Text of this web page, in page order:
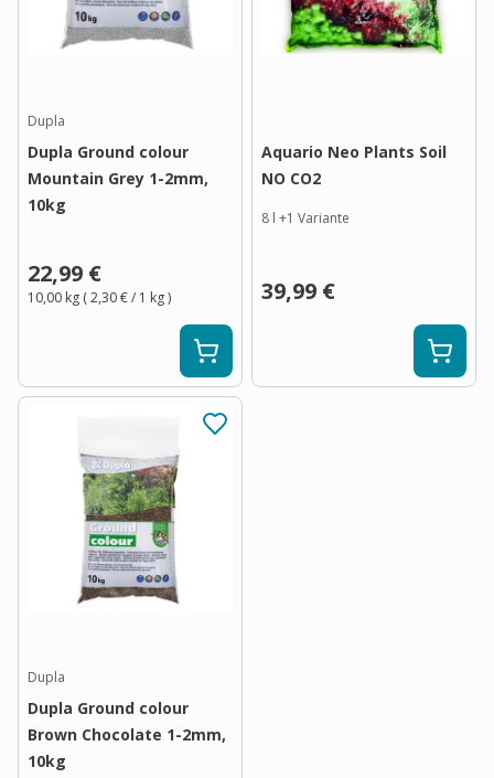
Dupla
Dupla Ground colour
Mountain Grey 1-2mm,
10kg
22,99 €
10,00 kg (2,30 €/ 1 kg)
Aquario Neo Plants Soil
NO CO2
8 l +1 Variante
39,99 €
Dupla
Dupla Ground colour
Brown Chocolate 1-2mm,
10kg